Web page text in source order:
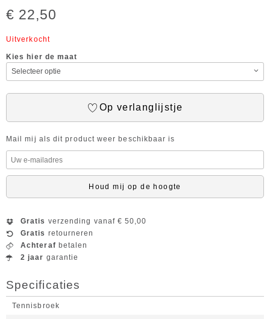
€ 22,50
Uitverkocht
Kies hier de maat
Op verlanglijstje
Mail mij als dit product weer beschikbaar is
Houd mij op de hoogte
Gratis verzending vanaf € 50,00
Gratis retourneren
Achteraf betalen
2 jaar garantie
Specificaties
Tennisbroek